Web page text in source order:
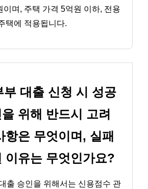
이며, 주택 가격 5억원 이하, 전용
택에 적용됩니다.
부 대출 신청 시 성공
위해 반드시 고려
항은 무엇이며, 실패
이유는 무엇인가요?
출 승인을 위해서는 신용점수 관